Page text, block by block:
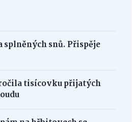
snů. Přispěje
tisícovku přijatých